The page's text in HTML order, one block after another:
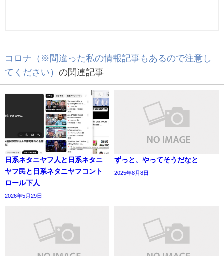
コロナ（※間違った私の情報記事もあるので注意し
てください） の関連記事
日系ネタニヤフ人と日系ネタニ
ヤフ民と日系ネタニヤフコント
ロール下人
2026年5月29日
ずっと、やってそうだなと
2025年8月8日